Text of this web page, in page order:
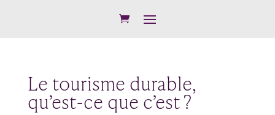
Le tourisme durable,
qu’est-ce que c’est ?